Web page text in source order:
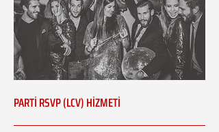
PARTİ RSVP (LCV) HİZMETİ